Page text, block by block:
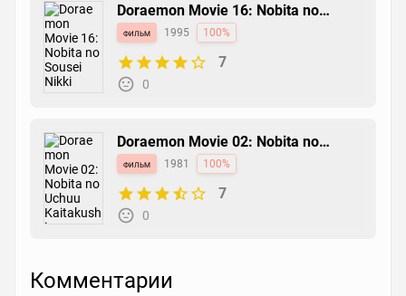
Doraemon Movie 16: Nobita no
Sousei Nikki
фильм 1995 100%
7
0
Doraemon Movie 02: Nobita no
Uchuu Kaitakushi
фильм 1981 100%
7
0
Комментарии